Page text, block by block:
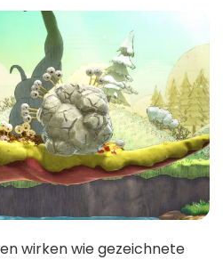
wirken wie gezeichnete